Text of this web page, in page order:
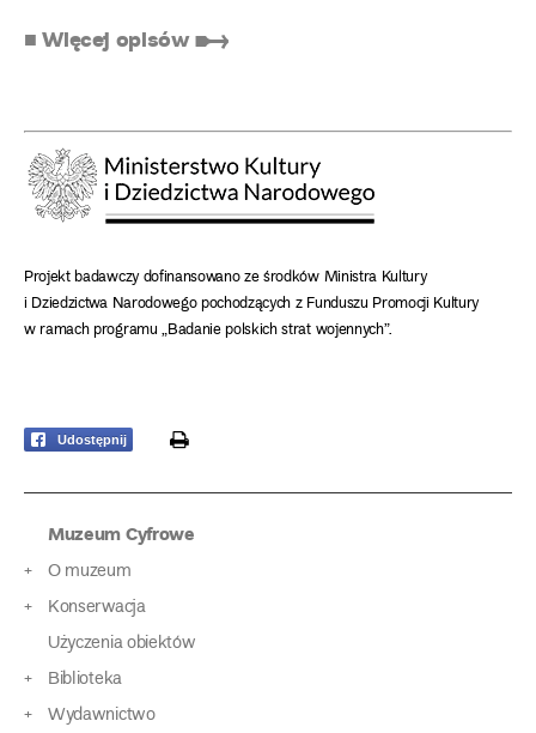
■ Więcej opisów ➸
Projekt badawczy dofinansowano ze środków Ministra Kultury
i Dziedzictwa Narodowego pochodzących z Funduszu Promocji Kultury
w ramach programu „Badanie polskich strat wojennych”.
Udostępnij print
Muzeum Cyfrowe
O muzeum
Konserwacja
Użyczenia obiektów
Biblioteka
Wydawnictwo